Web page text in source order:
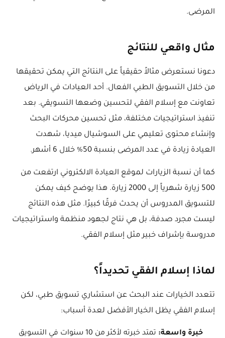
المرضى.
مثال واقعي للنتائج
دعونا نستعرض مثالاً حقيقياً على النتائج التي يمكن تحقيقها
من خلال التسويق الطبي الفعال. أحد العيادات في الرياض
تعاونت مع إسلام الفقي لتحسين وضعها التسويقي. بعد
تنفيذ استراتيجيات مختلفة، مثل تحسين محركات البحث
وإنشاء محتوى تعليمي على السوشيال ميديا، شهدت
العيادة زيادة في عدد المرضى بنسبة 50% خلال 6 أشهر.
كما أن نسبة الزيارات لموقع العيادة الالكتروني ارتفعت من
500 زيارة شهرياً إلى 2000 زيارة. هذا يوضح كيف يمكن
للتسويق المدروس أن يحدث فرقًا كبيرًا. مثل هذه النتائج
ليست مجرد صدفة، بل هي نتاج لجهود منظمة واستراتيجيات
مدروسة بإشراف خبير مثل إسلام الفقي.
لماذا إسلام الفقي تحديداً؟
تتعدد الخيارات عند البحث عن استشاري تسويق طبي، لكن
إسلام الفقي يظل الخيار الأفضل لعدة أسباب:
خبرة واسعة:
تمتد خبرته لأكثر من 10 سنوات في التسويق